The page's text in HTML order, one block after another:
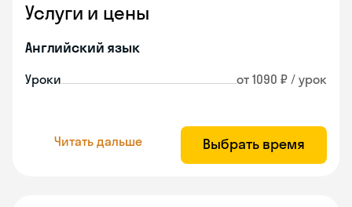
Услуги и цены
Английский язык
Уроки от 1090 ₽ / урок
Читать дальше Выбрать время